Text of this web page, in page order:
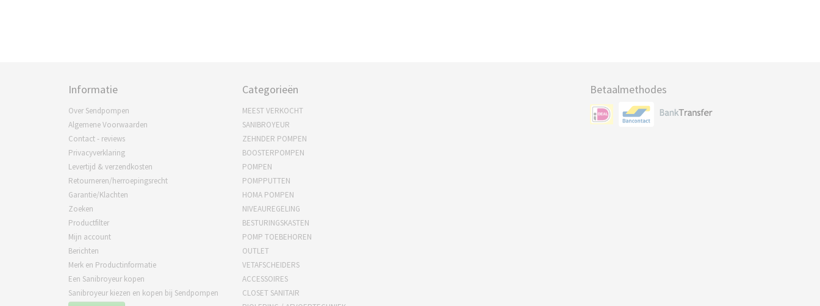
Informatie
Over Sendpompen
Algemene Voorwaarden
Contact - reviews
Privacyverklaring
Levertijd & verzendkosten
Retourneren/herroepingsrecht
Garantie/Klachten
Zoeken
Productfilter
Mijn account
Berichten
Merk en Productinformatie
Een Sanibroyeur kopen
Sanibroyeur kiezen en kopen bij Sendpompen
Categorieën
MEEST VERKOCHT
SANIBROYEUR
ZEHNDER POMPEN
BOOSTERPOMPEN
POMPEN
POMPPUTTEN
HOMA POMPEN
NIVEAUREGELING
BESTURINGSKASTEN
POMP TOEBEHOREN
OUTLET
VETAFSCHEIDERS
ACCESSOIRES
CLOSET SANITAIR
Betaalmethodes